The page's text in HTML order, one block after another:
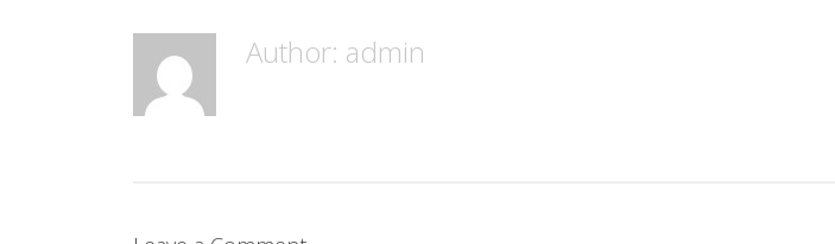
Author: admin